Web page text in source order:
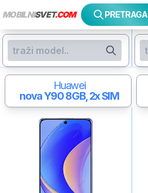
MOBILNISVET.COM PRETRAGA
Huawei
nova Y908GB, 2x SIM